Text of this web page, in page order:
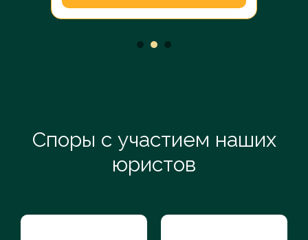
Споры с участием наших
юристов